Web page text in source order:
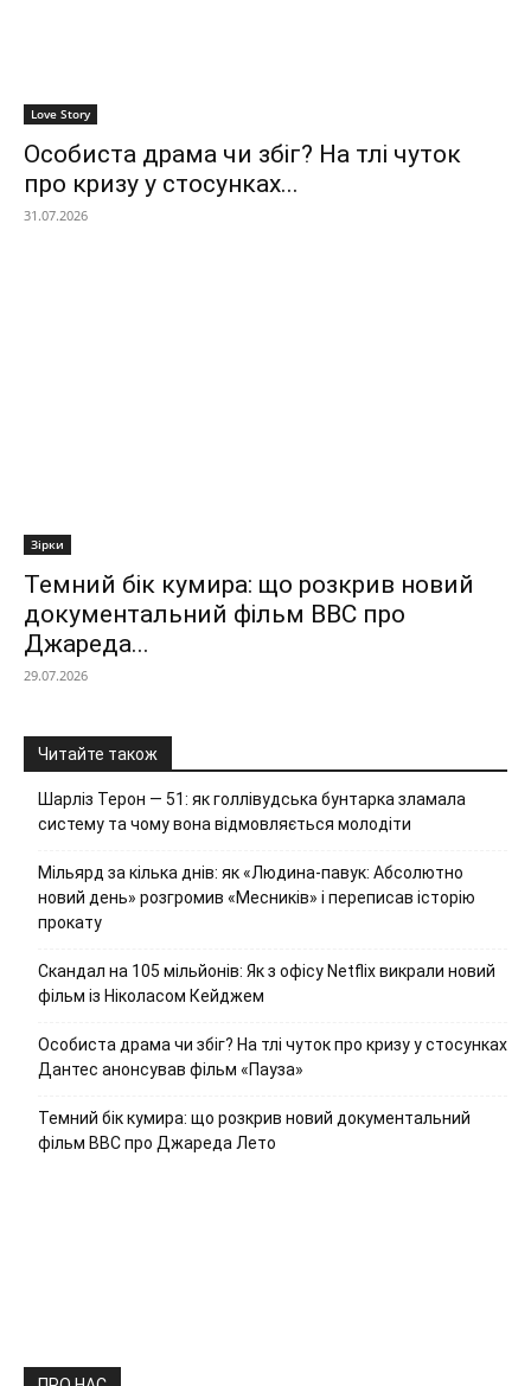
Love Story
Особиста драма чи збіг? На тлі чуток
про кризу у стосунках...
31.07.2026
Зірки
Темний бік кумира: що розкрив новий
документальний фільм ВВС про
Джареда...
29.07.2026
Читайте також
Шарліз Терон — 51: як голлівудська бунтарка зламала
систему та чому вона відмовляється молодіти
Мільярд за кілька днів: як «Людина-павук: Абсолютно
новий день» розгромив «Месників» і переписав історію
прокату
Скандал на 105 мільйонів: Як з офісу Netflix викрали новий
фільм із Ніколасом Кейджем
Особиста драма чи збіг? На тлі чуток про кризу у стосунках
Дантес анонсував фільм «Пауза»
Темний бік кумира: що розкрив новий документальний
фільм ВВС про Джареда Лето